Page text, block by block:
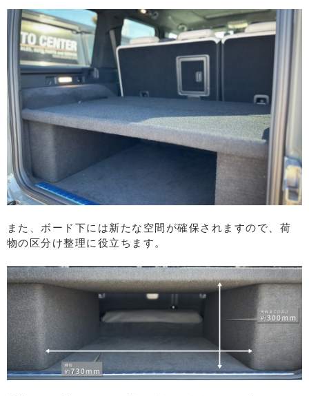
また、ボード下には新たな空間が確保されますので、荷
物の区分け整理に役立ちます。